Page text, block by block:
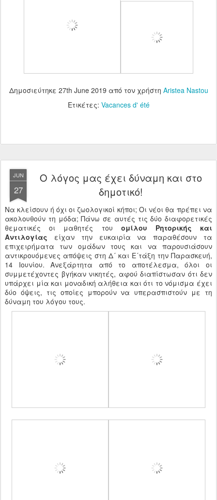
Δημοσιεύτηκε 27th June 2019 από τον χρήστη Aristea Nastou
Ετικέτες: Vacances d' été
JUN
27
Ο λόγος μας έχει δύναμη και στο
δημοτικό!
Να κλείσουν ή όχι οι ζωολογικοί κήποι; Οι νέοι θα πρέπει να
ακολουθούν τη μόδα; Πάνω σε αυτές τις δύο διαφορετικές
θεματικές οι μαθητές του ομίλου Ρητορικής και
Αντιλογίας είχαν την ευκαιρία να παραθέσουν τα
επιχειρήματα των ομάδων τους και να παρουσιάσουν
αντικρουόμενες απόψεις στη Δ´ και Ε´τάξη την Παρασκευή,
14 Ιουνίου. Ανεξάρτητα από το αποτέλεσμα, όλοι οι
συμμετέχοντες βγήκαν νικητές, αφού διαπίστωσαν ότι δεν
υπάρχει μία και μοναδική αλήθεια και ότι το νόμισμα έχει
δύο όψεις, τις οποίες μπορούν να υπερασπιστούν με τη
δύναμη του λόγου τους.